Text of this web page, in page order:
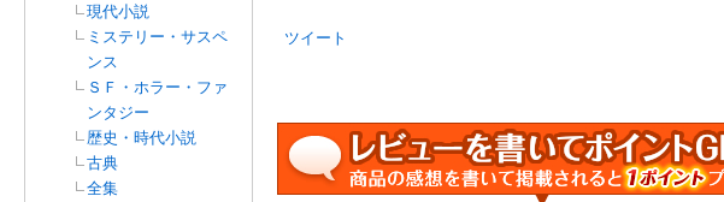
現代小説
ミステリー・サスペ
ンス
ＳＦ・ホラー・ファ
ンタジー
歴史・時代小説
古典
全集
ツイート